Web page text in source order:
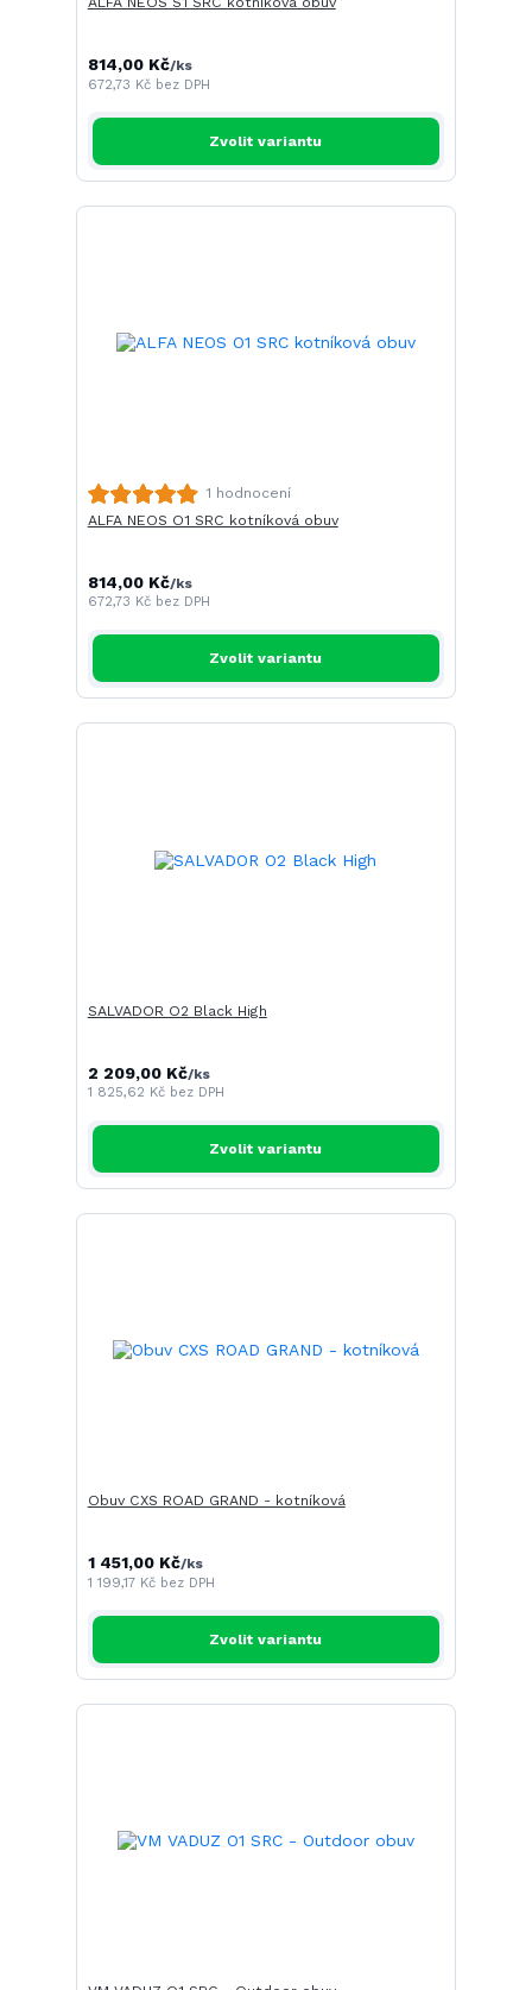
814,00 Kč/ks
672,73 Kč bez DPH
Zvolit variantu
1 hodnocení
ALFA NEOS O1 SRC kotníková obuv
814,00 Kč/ks
672,73 Kč bez DPH
Zvolit variantu
SALVADOR O2 Black High
2 209,00 Kč/ks
1 825,62 Kč bez DPH
Zvolit variantu
Obuv CXS ROAD GRAND - kotníková
1 451,00 Kč/ks
1 199,17 Kč bez DPH
Zvolit variantu